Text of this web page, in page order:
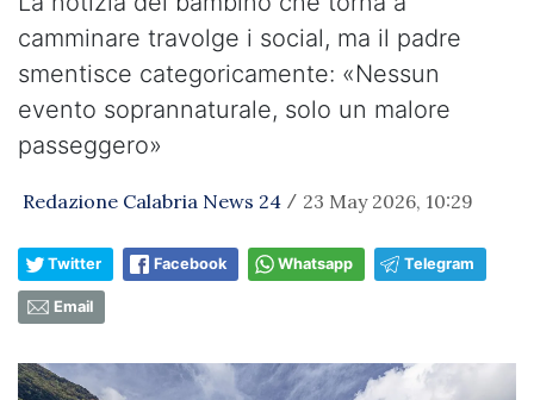
camminare travolge i social, ma il padre
smentisce categoricamente: «Nessun
evento soprannaturale, solo un malore
passeggero»
Redazione Calabria News 24 / 23 May 2026, 10:29
Twitter Facebook Whatsapp Telegram
Email